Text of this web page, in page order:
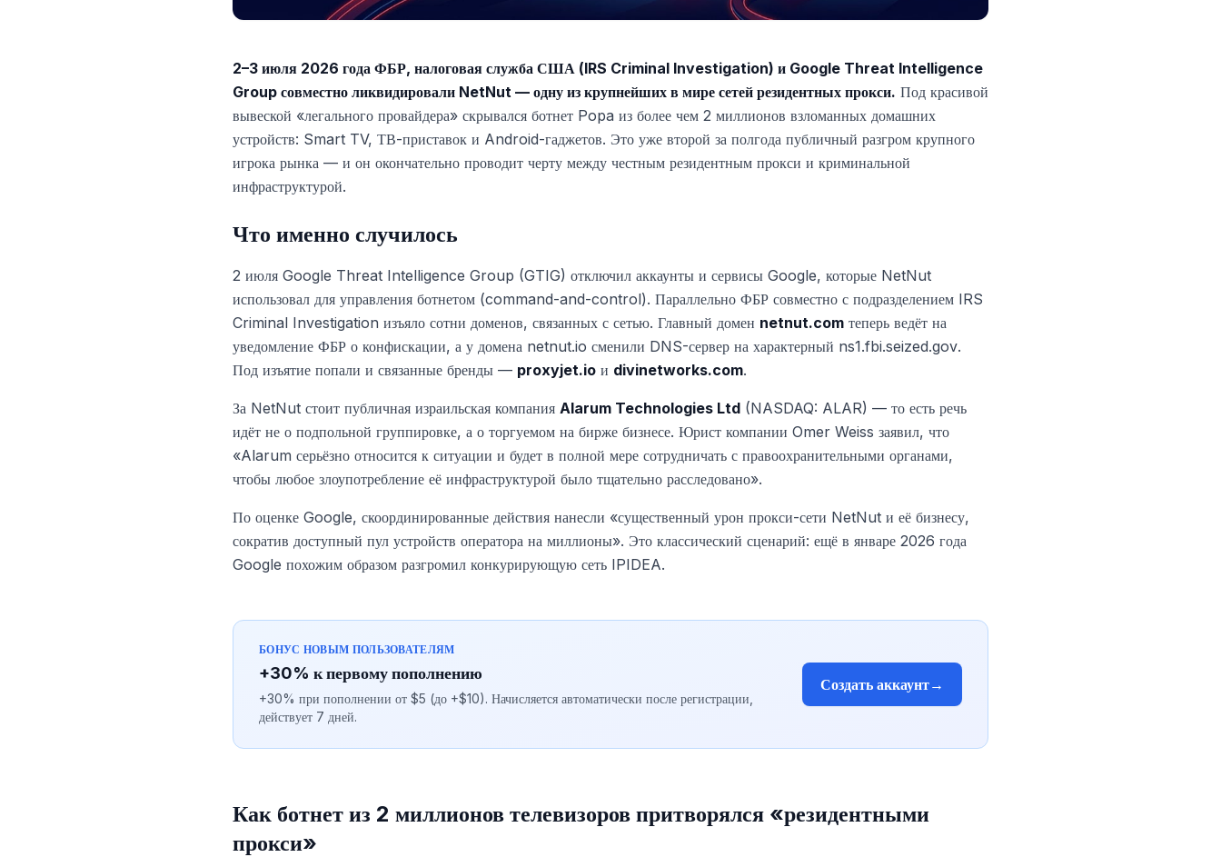
2–3 июля 2026 года ФБР, налоговая служба США (IRS Criminal Investigation) и Google Threat Intelligence
Group совместно ликвидировали NetNut — одну из крупнейших в мире сетей резидентных прокси. Под красивой
вывеской «легального провайдера» скрывался ботнет Popa из более чем 2 миллионов взломанных домашних
устройств: Smart TV, ТВ-приставок и Android-гаджетов. Это уже второй за полгода публичный разгром крупного
игрока рынка — и он окончательно проводит черту между честным резидентным прокси и криминальной
инфраструктурой.
Что именно случилось
2 июля Google Threat Intelligence Group (GTIG) отключил аккаунты и сервисы Google, которые NetNut
использовал для управления ботнетом (command-and-control). Параллельно ФБР совместно с подразделением IRS
Criminal Investigation изъяло сотни доменов, связанных с сетью. Главный домен netnut.com теперь ведёт на
уведомление ФБР о конфискации, а у домена netnut.io сменили DNS-сервер на характерный ns1.fbi.seized.gov.
Под изъятие попали и связанные бренды — proxyjet.io и divinetworks.com.
За NetNut стоит публичная израильская компания Alarum Technologies Ltd (NASDAQ: ALAR) — то есть речь
идёт не о подпольной группировке, а о торгуемом на бирже бизнесе. Юрист компании Omer Weiss заявил, что
«Alarum серьёзно относится к ситуации и будет в полной мере сотрудничать с правоохранительными органами,
чтобы любое злоупотребление её инфраструктурой было тщательно расследовано».
По оценке Google, скоординированные действия нанесли «существенный урон прокси-сети NetNut и её бизнесу,
сократив доступный пул устройств оператора на миллионы». Это классический сценарий: ещё в январе 2026 года
Google похожим образом разгромил конкурирующую сеть IPIDEA.
БОНУС НОВЫМ ПОЛЬЗОВАТЕЛЯМ
+30% к первому пополнению
+30% при пополнении от $5 (до +$10). Начисляется автоматически после регистрации,
действует 7 дней.
Создать аккаунт→
Как ботнет из 2 миллионов телевизоров притворялся «резидентными
прокси»